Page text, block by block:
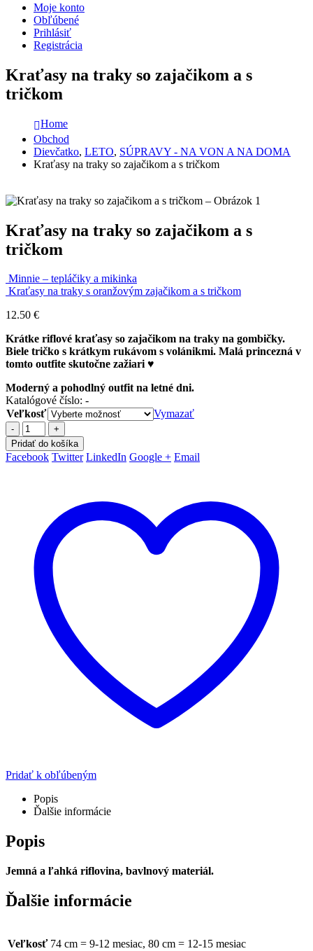
Moje konto
Obľúbené
Prihlásiť
Registrácia
Kraťasy na traky so zajačikom a s
tričkom
Home
Obchod
Dievčatko, LETO, SÚPRAVY - NA VON A NA DOMA
Kraťasy na traky so zajačikom a s tričkom
Kraťasy na traky so zajačikom a s
tričkom
Minnie – tepláčiky a mikinka
Kraťasy na traky s oranžovým zajačikom a s tričkom
12.50 €
Krátke riflové kraťasy so zajačikom na traky na gombičky.
Biele tričko s krátkym rukávom s volánikmi. Malá princezná v
tomto outfite skutočne zažiari ♥
Moderný a pohodlný outfit na letné dni.
Katalógové číslo: -
Veľkosť
Vymazať
-
+
Pridať do košíka
Facebook Twitter LinkedIn Google + Email
Pridať k obľúbeným
Popis
Ďalšie informácie
Popis
Jemná a ľahká riflovina, bavlnový materiál.
Ďalšie informácie
Veľkosť 74 cm = 9-12 mesiac, 80 cm = 12-15 mesiac